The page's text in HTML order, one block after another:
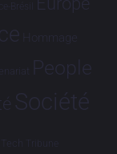
Brésil
Hommage
People
Société
Tech Tribune